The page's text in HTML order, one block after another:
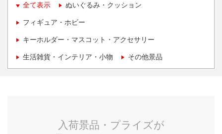
全て表示 ぬいぐるみ・クッション
フィギュア・ホビー
キーホルダー・マスコット・アクセサリー
生活雑貨・インテリア・小物 その他景品